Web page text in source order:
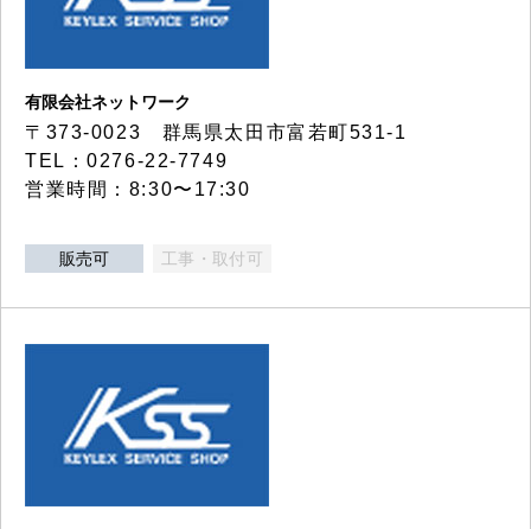
有限会社ネットワーク
〒373-0023 群馬県太田市富若町531-1
TEL：0276-22-7749
営業時間：8:30〜17:30
販売可 工事・取付可